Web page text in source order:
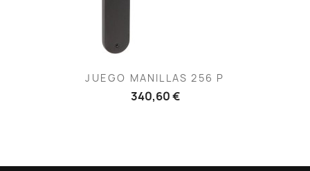
JUEGO MANILLAS 256 P
340,60 €